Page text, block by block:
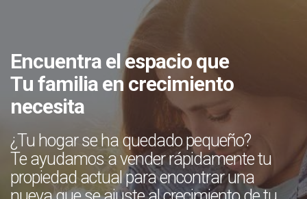
Encuentra el espacio que
Tu familia en crecimiento
necesita
¿Tu hogar se ha quedado pequeño?
Te ayudamos a vender rápidamente tu
propiedad actual para encontrar una